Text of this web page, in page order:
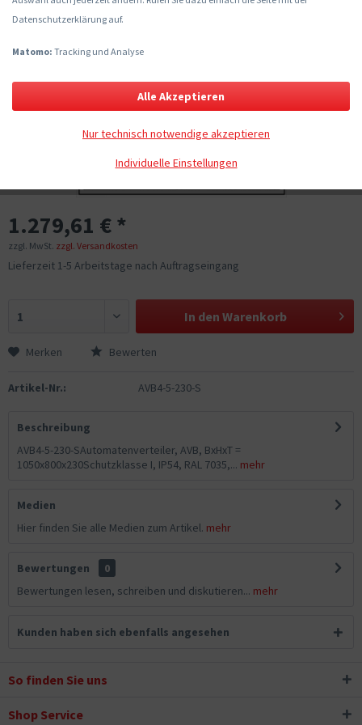
1.279,61 € *
zzgl. MwSt. zzgl. Versandkosten
Lieferzeit 1-5 Arbeitstage nach Auftragseingang
In den Warenkorb
Merken Bewerten
Artikel-Nr.: AVB4-5-230-S
Beschreibung
AVB4-5-230-SAutomatenverteiler, AVB, BxHxT =
1050x800x230Schutzklasse I, IP54, RAL 7035,... mehr
Medien
Hier finden Sie alle Medien zum Artikel. mehr
Bewertungen
0
Bewertungen lesen, schreiben und diskutieren... mehr
Kunden haben sich ebenfalls angesehen
So finden Sie uns
Shop Service
Datenschutzerklärung auf.
Matomo: Tracking und Analyse
Individuelle Einstellungen
Nur technisch notwendige akzeptieren
Alle Akzeptieren